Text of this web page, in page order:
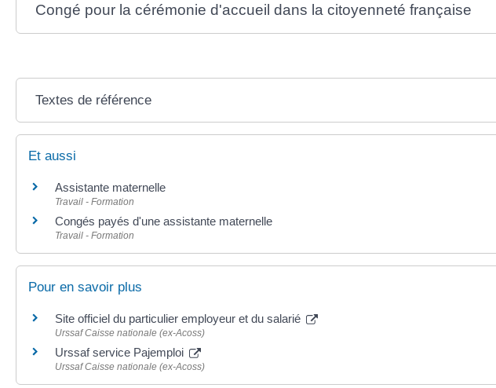
Congé pour la cérémonie d'accueil dans la citoyenneté française
Textes de référence
Et aussi
Assistante maternelle
Travail - Formation
Congés payés d'une assistante maternelle
Travail - Formation
Pour en savoir plus
Site officiel du particulier employeur et du salarié
Urssaf Caisse nationale (ex-Acoss)
Urssaf service Pajemploi
Urssaf Caisse nationale (ex-Acoss)